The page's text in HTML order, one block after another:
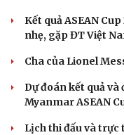
Kết quả ASEAN
nhẹ, gặp ĐT Việt
Cha của Lionel
Dự đoán kết quả
Myanmar ASEAN
Lịch thi đấu và trực